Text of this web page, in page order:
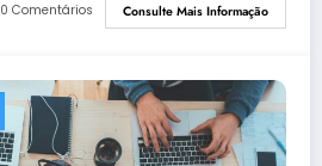
0 Comentários Consulte Mais Informação